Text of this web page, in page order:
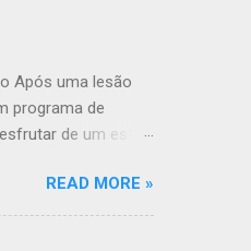
Após uma lesão
programa de
de um estilo
geral do
seja seguro e
com o seu
READ MORE »